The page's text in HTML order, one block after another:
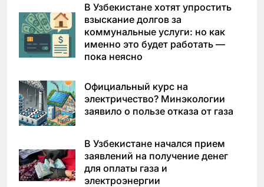
В Узбекистане хотят упростить
взыскание долгов за
коммунальные услуги: но как
именно это будет работать —
пока неясно
Официальный курс на
электричество? Минэкологии
заявило о пользе отказа от газа
В Узбекистане начался прием
заявлений на получение денег
для оплаты газа и
электроэнергии